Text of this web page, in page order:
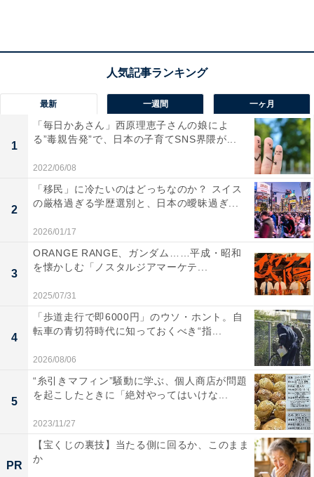
2019年11月には渋谷駅・新宿駅に直通する「相鉄・JR
直通線」が開業、交通利便性がさらに向上しました。駅
の南側には高層マンションや大型商業施設が立ち並び、
北側には医療福祉施設や学校などが充実しています。
1位「横浜駅」
11路線を利用できる「横浜駅」。都内主要駅へのアクセ
ス環境に恵まれています。駅の周辺にはデパートやショ
ッピングモール、飲食店などが充実。休日のお出かけス
最新 一週間 一ヶ月
1
「毎日かあさん」西原理恵子さんの娘によ
る”毒親告発”で、日本の子育てSNS界隈が...
2022/06/08
2
「移民」に冷たいのはどっちなのか？ スイス
の厳格過ぎる学歴選別と、日本の曖昧過ぎ...
2026/01/17
3
ORANGE RANGE、ガンダム……平成・昭和
を懐かしむ「ノスタルジアマーケテ...
2025/07/31
4
「歩道走行で即6000円」のウソ・ホント。自
転車の青切符時代に知っておくべき“指...
2026/08/06
5
“糸引きマフィン”騒動に学ぶ、個人商店が問題
を起こしたときに「絶対やってはいけな...
2023/11/27
PR
【宝くじの裏技】当たる側に回るか、このまま
か